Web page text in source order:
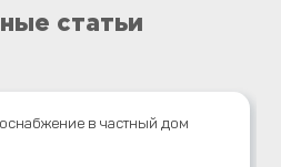
статьи
в частный дом